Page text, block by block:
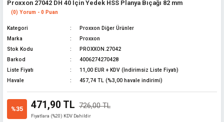
Proxxon 27042 DH 40 İçin Yedek HSS Planya Bıçağı 82 mm
(0) Yorum - 0 Puan
Kategori
Proxxon Diğer Ürünler
Marka
Proxxon
Stok Kodu
PROXXON.27042
Barkod
4006274270428
Liste Fiyatı
11,00 EUR + KDV (İndirimsiz Liste Fiyatı)
Havale
457,74 TL (%3,00 havale indirimi)
%35 471,90 TL 726,00 TL
Fiyatlara (%20) KDV Dahildir